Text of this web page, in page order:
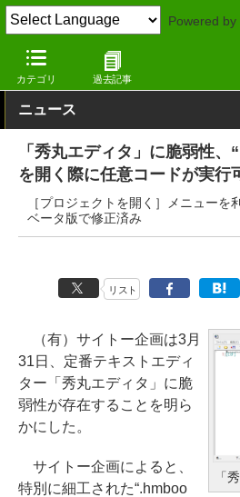
Powered by
カテゴリ 過去記事
窓の杜 オフィス・ドキュメント テ
ニュース
「秀丸エディタ」に脆弱性
を開く際に任意コードが実行
［プロジェクトを開く］メニューを
ベータ版で修正済み
リスト
「
（有）サイトー企画は3月
31日、定番テキストエディ
ター「秀丸エディタ」に脆
弱性が存在することを明ら
かにした。
サイトー企画によると、
特別に細工された“.hmboo